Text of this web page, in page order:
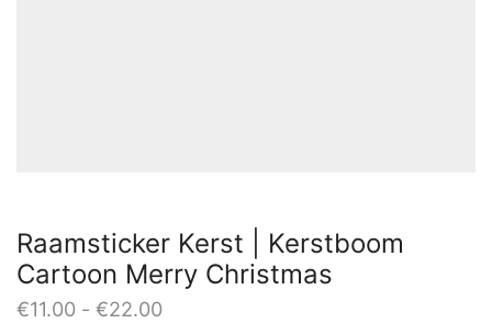
Raamsticker Kerst | Kerstboom
Cartoon Merry Christmas
€11.00 - €22.00Prijsklasse: